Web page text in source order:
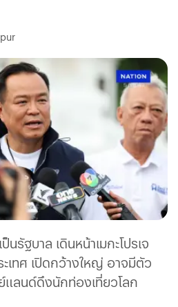
รัฐบาล เดินหน้าเมกะโปรเจ
เทศ เปิดกว้างใหญ่ อาจมีตัว
แลนด์ดึงนักท่องเที่ยวโลก